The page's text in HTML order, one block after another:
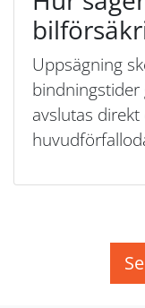
Uppsägning
bindningstider
avslutas